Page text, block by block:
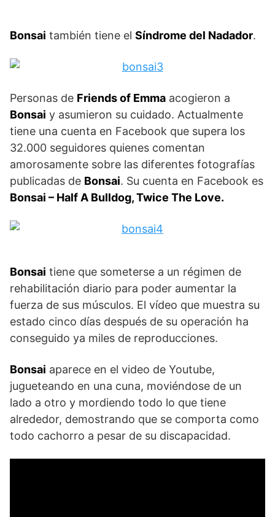
Bonsai también tiene el Síndrome del Nadador.
Personas de Friends of Emma acogieron a
Bonsai y asumieron su cuidado. Actualmente
tiene una cuenta en Facebook que supera los
32.000 seguidores quienes comentan
amorosamente sobre las diferentes fotografías
publicadas de Bonsai. Su cuenta en Facebook es
Bonsai – Half A Bulldog, Twice The Love.
Bonsai tiene que someterse a un régimen de
rehabilitación diario para poder aumentar la
fuerza de sus músculos. El vídeo que muestra su
estado cinco días después de su operación ha
conseguido ya miles de reproducciones.
Bonsai aparece en el video de Youtube,
jugueteando en una cuna, moviéndose de un
lado a otro y mordiendo todo lo que tiene
alrededor, demostrando que se comporta como
todo cachorro a pesar de su discapacidad.